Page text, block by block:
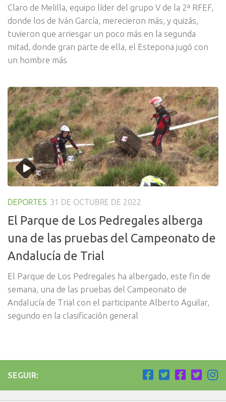
Claro de Melilla, equipo líder del grupo V de la 2ª RFEF,
donde los de Iván García, merecieron más, y quizás,
tuvieron que arriesgar un poco más en la segunda
mitad, donde gran parte de ella, el Estepona jugó con
un hombre más
DEPORTES 31 DE OCTUBRE DE 2022
El Parque de Los Pedregales alberga
una de las pruebas del Campeonato de
Andalucía de Trial
El Parque de Los Pedregales ha albergado, este fin de
semana, una de las pruebas del Campeonato de
Andalucía de Trial con el participante Alberto Aguilar,
segundo en la clasificación general
SEGUIR: